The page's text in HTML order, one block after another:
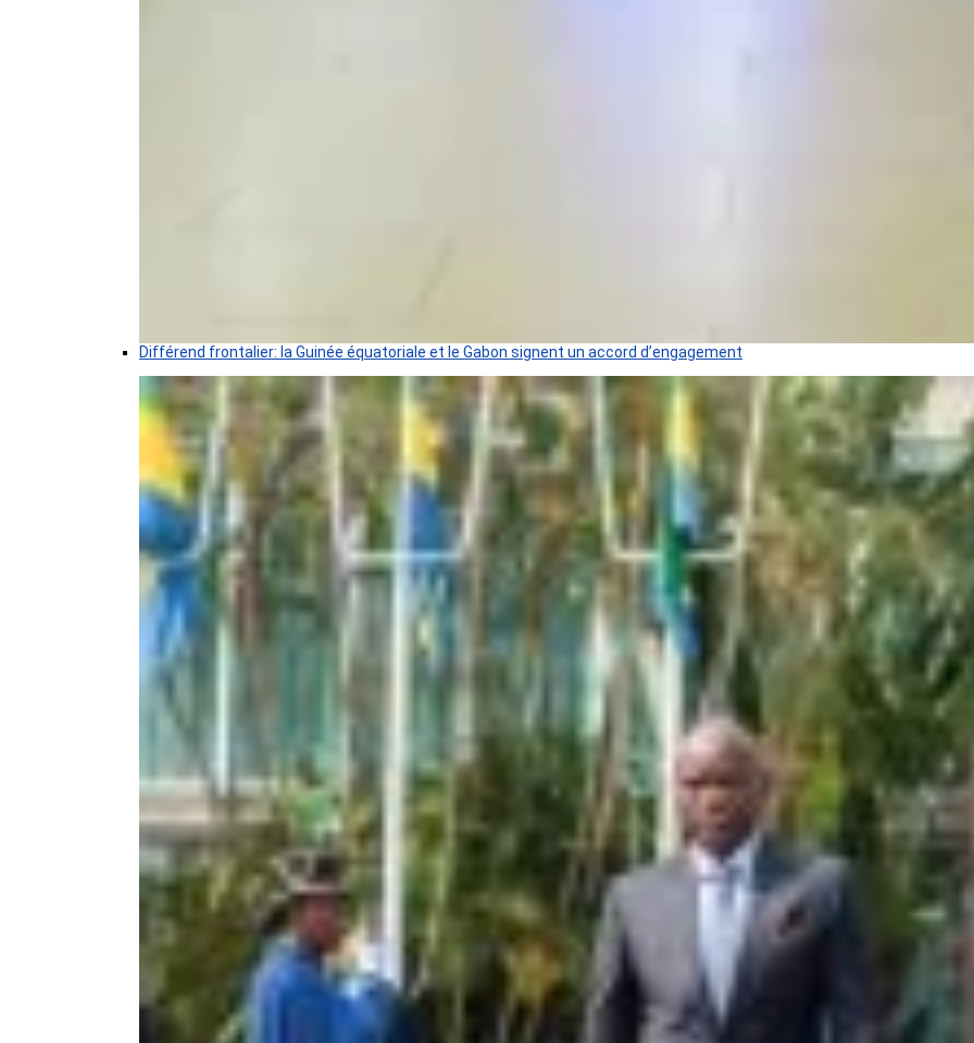
Différend frontalier: la Guinée équatoriale et le Gabon signent un accord d’engagement